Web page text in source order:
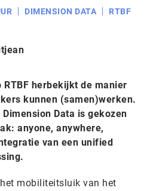
DIMENSION DATA RTBF
RTBF herbekijkt de manier
kunnen (samen)werken.
Data is gekozen
anyone, anywhere,
van een unified
mobiliteitsluik van het